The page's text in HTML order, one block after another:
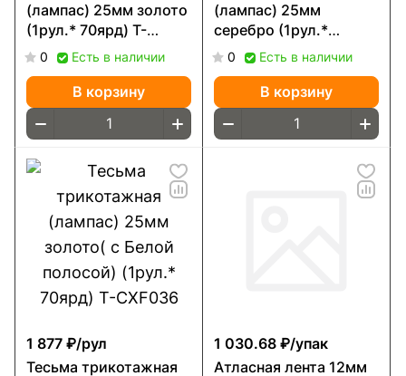
(лампас) 25мм золото
(1рул.* 70ярд) Т-
CXF041
0 Есть в наличии
В корзину
(лампас) 25мм
серебро (1рул.*
70ярд) Т-CXF041
0 Есть в наличии
В корзину
1 877 ₽/рул
Тесьма трикотажная
1 030.68 ₽/упак
Атласная лента 12мм